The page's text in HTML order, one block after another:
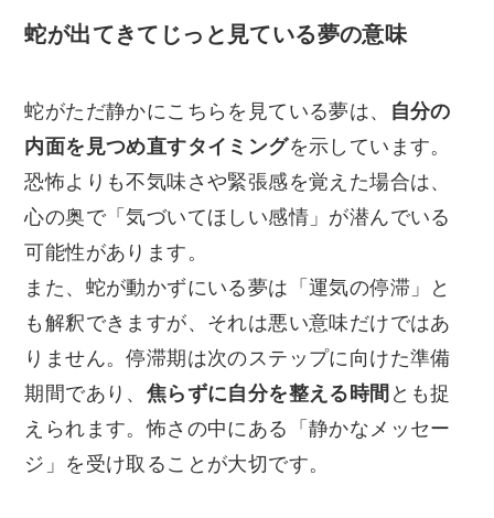
蛇が出てきてじっと見ている夢の意味
蛇がただ静かにこちらを見ている夢は、
自分の
内面を見つめ直すタイミングを示しています。
恐怖よりも不気味さや緊張感を覚えた場合は、
心の奥で「気づいてほしい感情」が潜んでいる
可能性があります。
また、蛇が動かずにいる夢は「運気の停滞」と
も解釈できますが、それは悪い意味だけではあ
りません。停滞期は次のステップに向けた準備
期間であり、 焦らずに自分を整える時間 とも捉
えられます。怖さの中にある「静かなメッセー
ジ」を受け取ることが大切です。